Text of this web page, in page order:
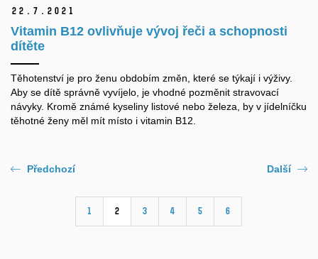
22. 7. 2021
Vitamin B12 ovlivňuje vývoj řeči a schopnosti
dítěte
Těhotenství je pro ženu obdobím změn, které se týkají i výživy.
Aby se dítě správně vyvíjelo, je vhodné pozměnit stravovací
návyky. Kromě známé kyseliny listové nebo železa, by v jídelníčku
těhotné ženy měl mít místo i vitamin B12.
Předchozí
1 2 3 4 5 6
Další